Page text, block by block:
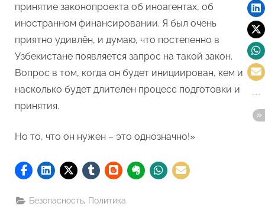
принятие законопроекта об иноагентах, об
иностранном финансировании. Я был очень
приятно удивлён, и думаю, что постепенно в
Узбекистане появляется запрос на такой закон.
Вопрос в том, когда он будет инициирован, кем и
насколько будет длителен процесс подготовки и
принятия.
Но то, что он нужен – это однозначно!»
Безопасность, Политика